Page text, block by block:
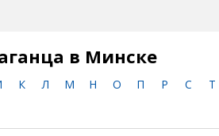
в Минске
К Л М Н О П Р С Т